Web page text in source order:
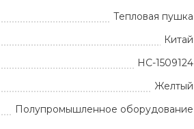
Тепловая пушка
Китай
НС-1509124
Желтый
Полупромышленное оборудование